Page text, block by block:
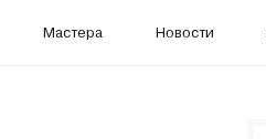
Мастера Новости